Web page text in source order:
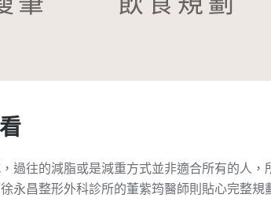
過往的減脂或是減重方式並非適合所有的人
永昌整形外科診所的董紫筠醫師則貼心完整規